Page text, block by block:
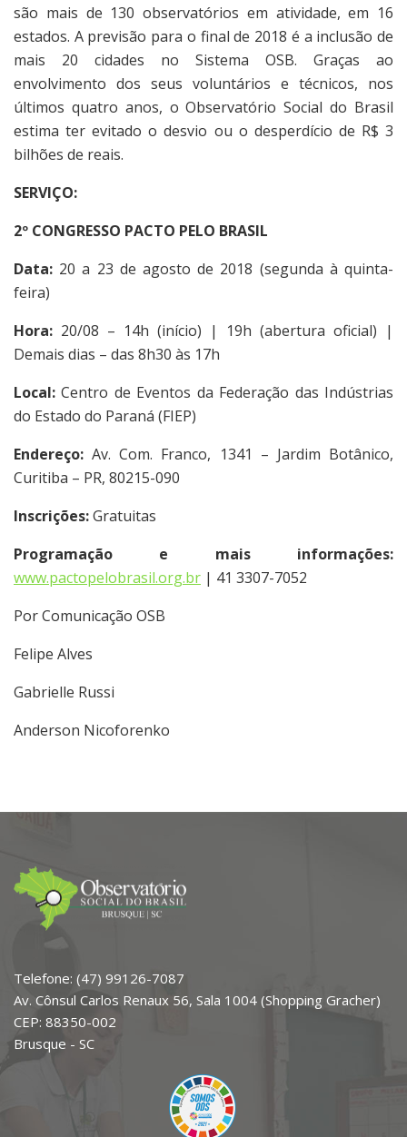
são mais de 130 observatórios em atividade, em 16
estados. A previsão para o final de 2018 é a inclusão de
mais 20 cidades no Sistema OSB. Graças ao
envolvimento dos seus voluntários e técnicos, nos
últimos quatro anos, o Observatório Social do Brasil
estima ter evitado o desvio ou o desperdício de R$ 3
bilhões de reais.
SERVIÇO:
2º CONGRESSO PACTO PELO BRASIL
Data: 20 a 23 de agosto de 2018 (segunda à quinta-
feira)
Hora: 20/08 – 14h (início) | 19h (abertura oficial) |
Demais dias – das 8h30 às 17h
Local: Centro de Eventos da Federação das Indústrias
do Estado do Paraná (FIEP)
Endereço: Av. Com. Franco, 1341 – Jardim Botânico,
Curitiba – PR, 80215-090
Inscrições:Gratuitas
Programação e mais informações:
www.pactopelobrasil.org.br | 41 3307-7052
Por Comunicação OSB
Felipe Alves
Gabrielle Russi
Anderson Nicoforenko
Telefone: (47) 99126-7087
Av. Cônsul Carlos Renaux 56, Sala 1004 (Shopping Gracher)
CEP: 88350-002
Brusque - SC